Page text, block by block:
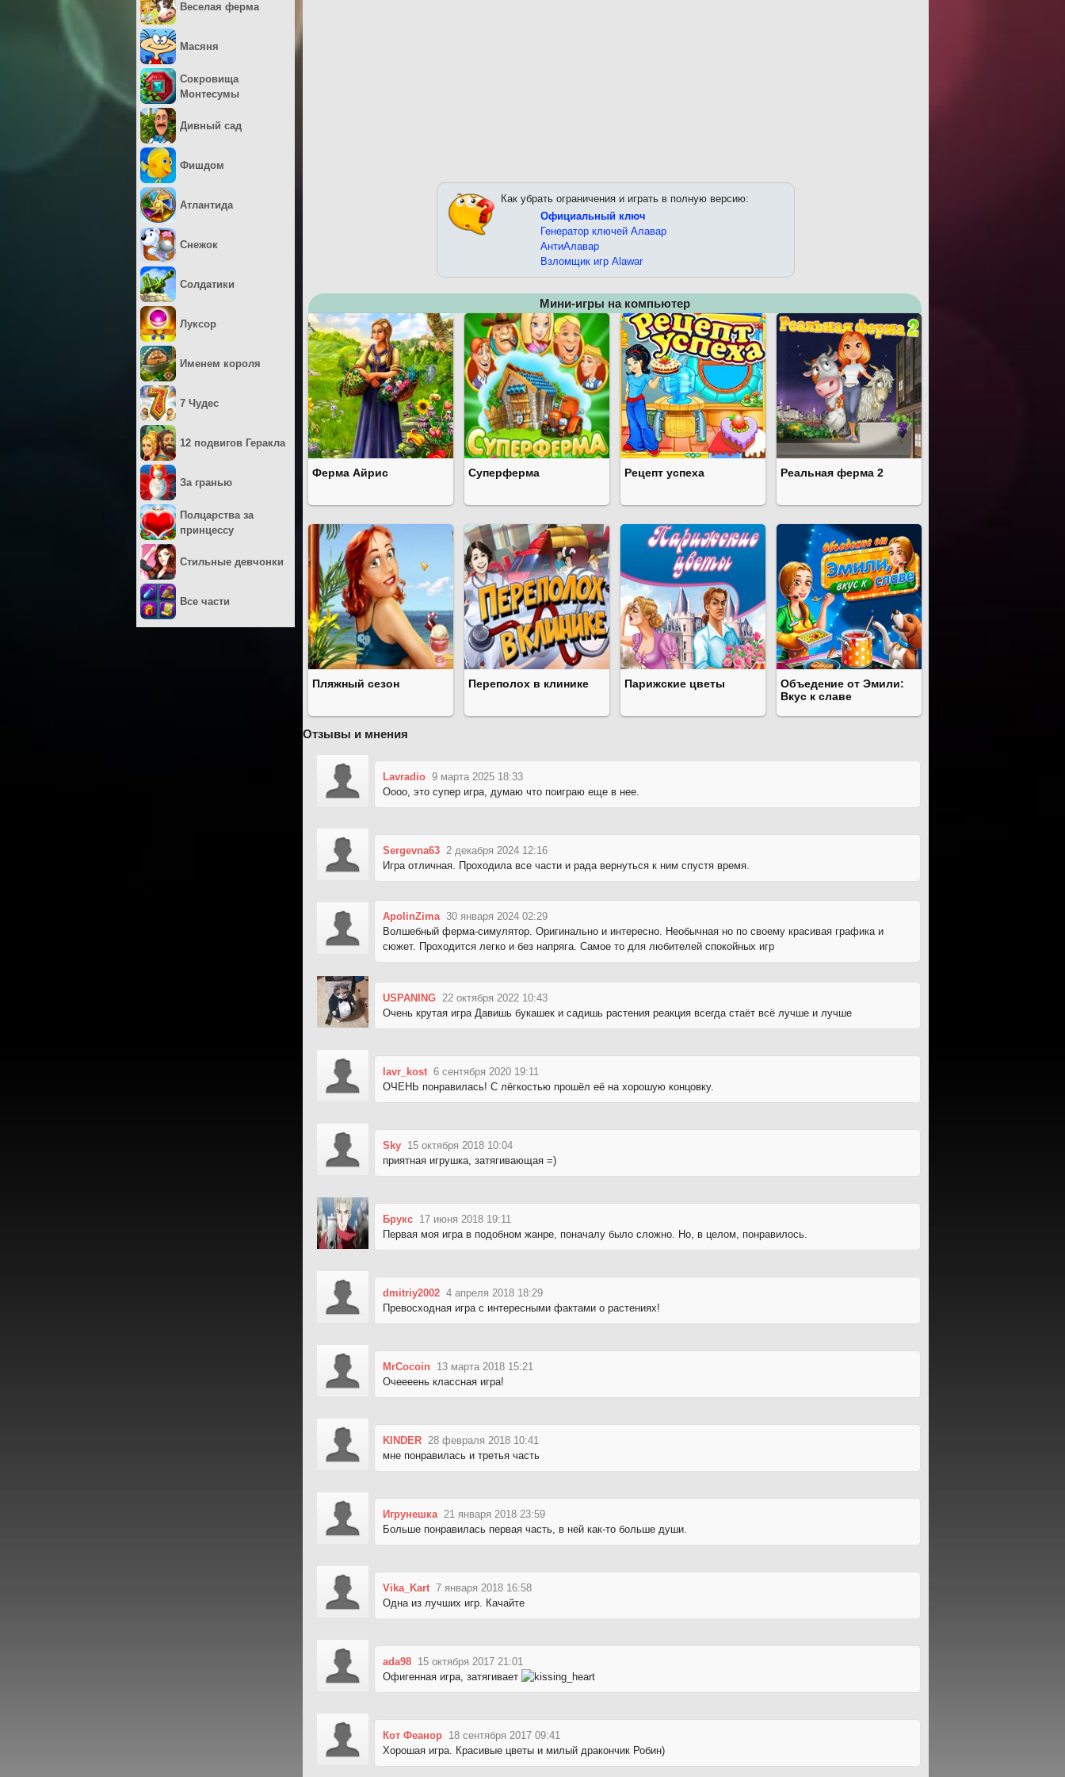
Как убрать ограничения и играть в полную версию:
Официальный ключ
Генератор ключей Алавар
АнтиАлавар
Взломщик игр Alawar
Мини-игры на компьютер
Ферма Айрис Суперферма Рецепт успеха Реальная ферма 2
Пляжный сезон Переполох в клинике Парижские цветы
Объедение от Эмили:
Вкус к славе
Отзывы и мнения
Lavradio 9 марта 2025 18:33
Оооо, это супер игра, думаю что поиграю еще в нее.
Sergevna63 2 декабря 2024 12:16
Игра отличная. Проходила все части и рада вернуться к ним спустя время.
ApolinZima 30 января 2024 02:29
Волшебный ферма-симулятор. Оригинально и интересно. Необычная но по своему красивая графика и
сюжет. Проходится легко и без напряга. Самое то для любителей спокойных игр
USPANING 22 октября 2022 10:43
Очень крутая игра Давишь букашек и садишь растения реакция всегда стаёт всё лучше и лучше
lavr_kost 6 сентября 2020 19:11
ОЧЕНЬ понравилась! С лёгкостью прошёл её на хорошую концовку.
Sky 15 октября 2018 10:04
приятная игрушка, затягивающая =)
Брукс 17 июня 2018 19:11
Первая моя игра в подобном жанре, поначалу было сложно. Но, в целом, понравилось.
dmitriy2002 4 апреля 2018 18:29
Превосходная игра с интересными фактами о растениях!
MrCocoin 13 марта 2018 15:21
Очеееень классная игра!
KINDER 28 февраля 2018 10:41
мне понравилась и третья часть
Игрунешка 21 января 2018 23:59
Больше понравилась первая часть, в ней как-то больше души.
Vika_Kart 7 января 2018 16:58
Одна из лучших игр. Качайте
ada98 15 октября 2017 21:01
Офигенная игра, затягивает
Кот Феанор 18 сентября 2017 09:41
Хорошая игра. Красивые цветы и милый дракончик Робин)
Веселая ферма
Масяня
Сокровища
Монтесумы
Дивный сад
Фишдом
Атлантида
Снежок
Солдатики
Луксор
Именем короля
7 Чудес
12 подвигов Геракла
За гранью
Полцарства за
принцессу
Стильные девчонки
Все части